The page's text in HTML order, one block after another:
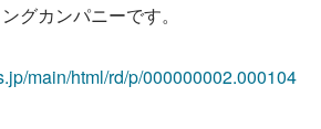
グカンパニーです。
main/html/rd/p/000000002.000104